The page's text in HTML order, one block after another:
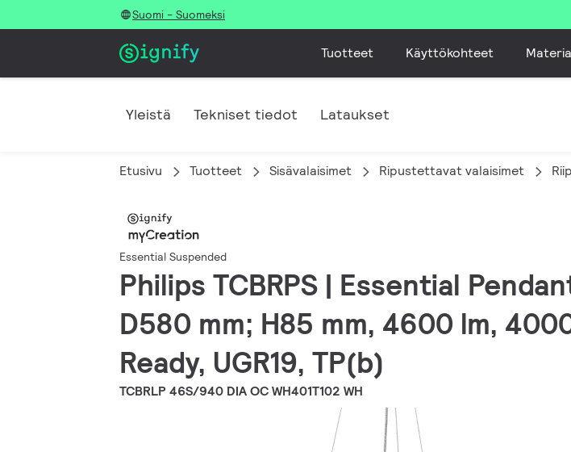
Suomi - Suomeksi
Tuotteet Käyttökohteet
Yleistä Tekniset tiedot Lataukset
Etusivu Tuotteet Sisävalaisimet Ripustettavat valaisimet
Essential Suspended
Philips TCBRPS | Essential
D580 mm; H85 mm, 4600 lm,
Ready, UGR19, TP(b)
TCBRLP 46S/940 DIA OC WH401T102 WH